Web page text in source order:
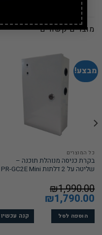
מוצרים קשורים
מבצע!
כל המוצרים
בקרת כניסה מנוהלת תוכנה –
שליטה על 2 דלתות PR-GC2E Mini
₪1,990.00
המחיר
המקורי
היה:
₪1,990.00.
₪1,790.00 המחיר
הנוכחי
₪1,790.00. הוספה לסל קנה עכשיו